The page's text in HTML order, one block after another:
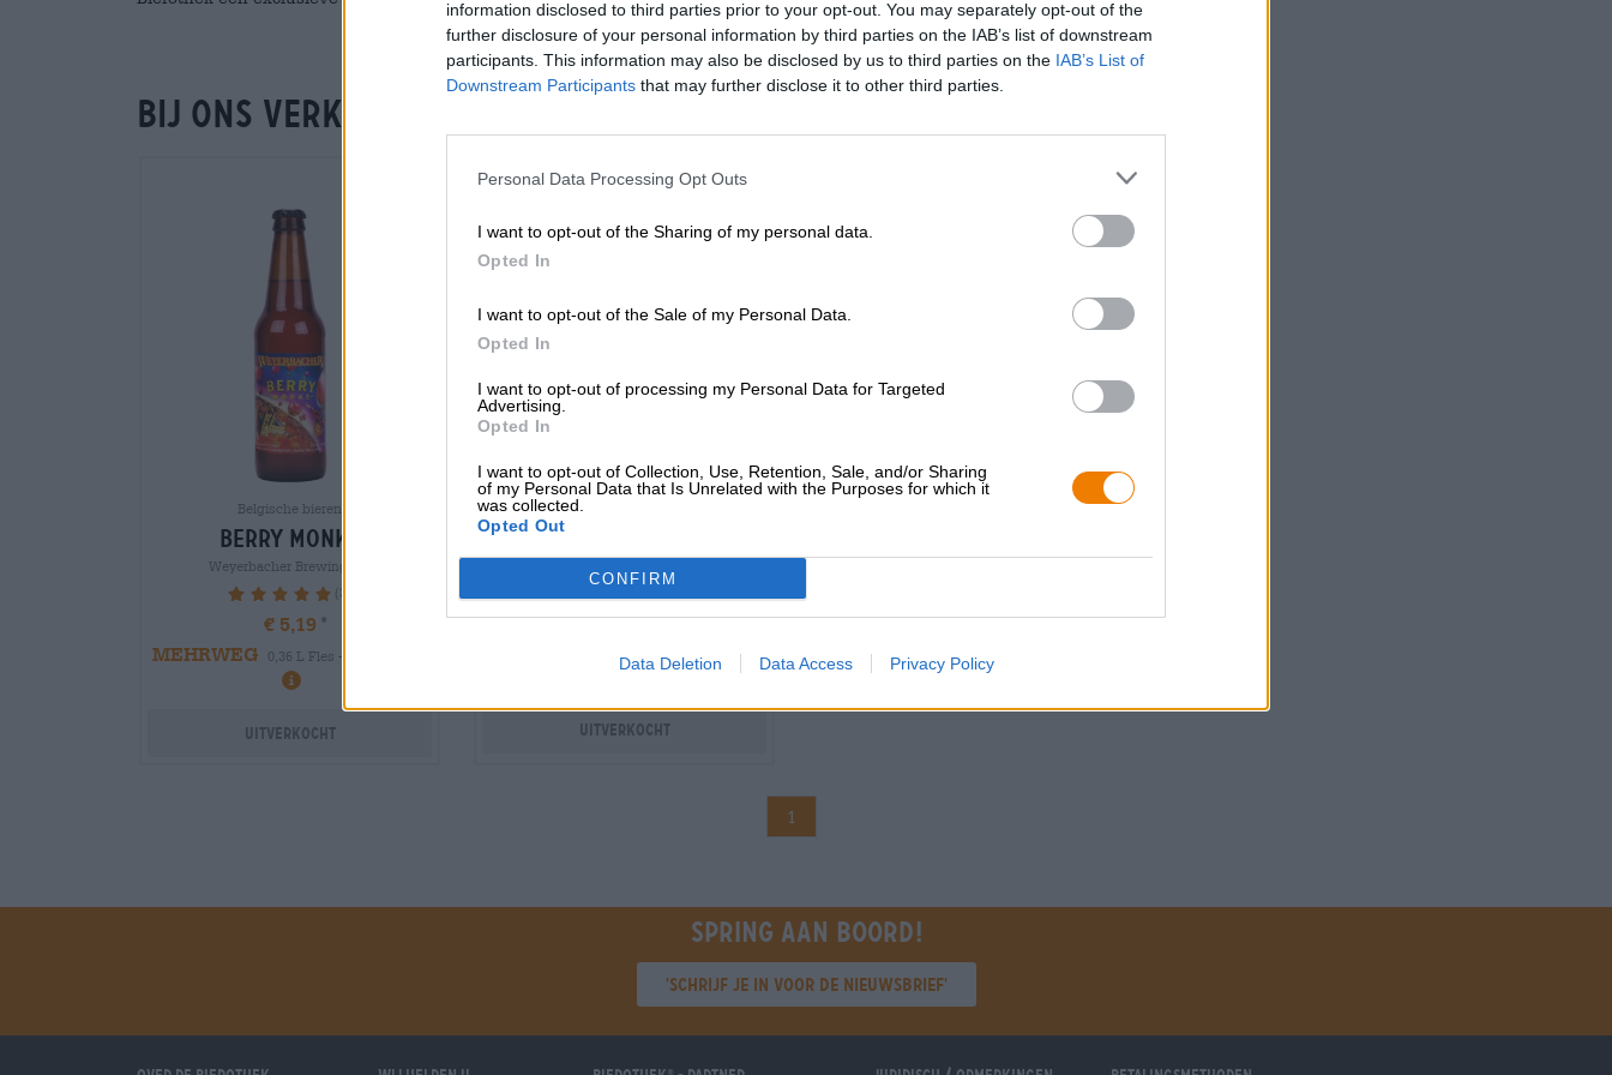
information disclosed to third parties prior to your opt-out. You may separately opt-out of the
further disclosure of your personal information by third parties on the IAB’s list of downstream
participants. This information may also be disclosed by us to third parties on the IAB’s List of
Downstream Participants that may further disclose it to other third parties.
Personal Data Processing Opt Outs
I want to opt-out of the Sharing of my personal data.
Opted In
I want to opt-out of the Sale of my Personal Data.
Opted In
I want to opt-out of processing my Personal Data for Targeted
Advertising.
Opted In
I want to opt-out of Collection, Use, Retention, Sale, and/or Sharing
of my Personal Data that Is Unrelated with the Purposes for which it
was collected.
Opted Out
CONFIRM
Data Deletion Data Access Privacy Policy
Bij ons verkrijgbaar
Belgische bieren
berry monks
Weyerbacher Brewing Co.
100% (3)
€ 5,19
MEHRWEG
0,36 L Fles - € 14,42 / LTR
Uitverkocht
Belgische bieren
Weyerbacher Brewing Co.
Uitverkocht
1
Spring aan boord!
'Schrijf je in voor de nieuwsbrief'